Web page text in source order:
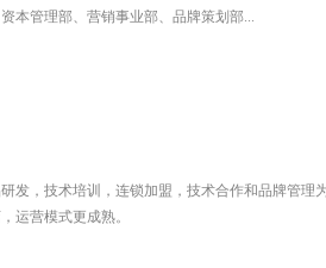
本管理部、营销事业部、品牌策划部...
发，技术培训，连锁加盟，技术合作和品牌管理
运营模式更成熟。